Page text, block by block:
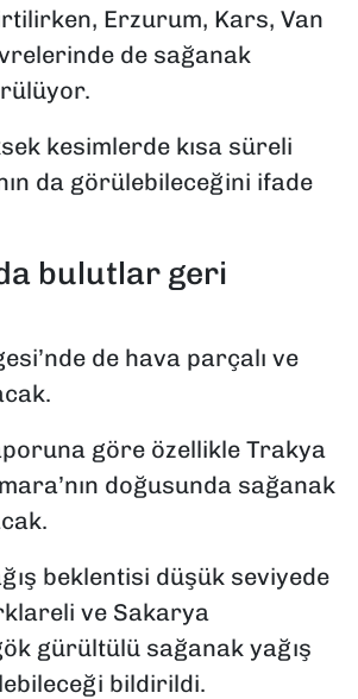
Erzurum, Kars, Van
de sağanak
kesimlerde kısa süreli
da görülebileceğini ifade
bulutlar geri
de hava parçalı ve
göre özellikle Trakya
doğusunda sağanak
beklentisi düşük seviyede
ve Sakarya
gürültülü sağanak yağış
bildirildi.